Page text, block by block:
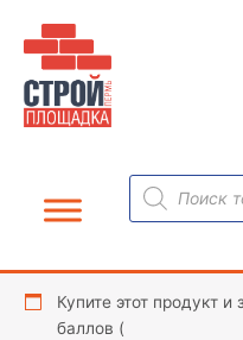
содержимому
Поиск
товаров
Купите этот продукт и
баллов (